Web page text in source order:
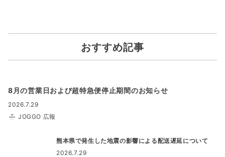
おすすめ記事
8月の営業日および超特急便停止期間のお知らせ
2026.7.29
JOGGO 広報
熊本県で発生した地震の影響による配送遅延について
2026.7.29